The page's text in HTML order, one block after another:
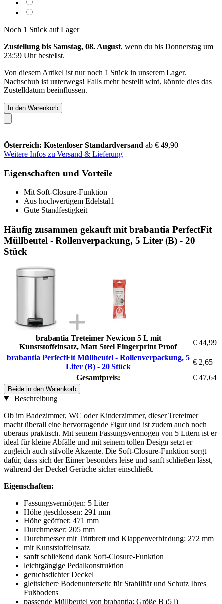
Noch 1 Stück auf Lager
Zustellung bis Samstag, 08. August, wenn du bis Donnerstag um
23:59 Uhrbestellst.
Von diesem Artikel ist nur noch 1 Stück in unserem Lager.
Nachschub ist unterwegs! Falls mehr bestellt wird, könnte dies das
Zustelldatum beeinflussen.
In den Warenkorb
Österreich: Kostenloser Standardversand ab € 49,90
Weitere Infos zu Versand & Lieferung
Eigenschaften und Vorteile
Mit Soft-Closure-Funktion
Aus hochwertigem Edelstahl
Gute Standfestigkeit
Häufig zusammen gekauft mit brabantia PerfectFit
Müllbeutel - Rollenverpackung, 5 Liter (B) - 20
Stück
brabantia Treteimer Newicon 5 L mit
Kunststoffeinsatz, Matt Steel Fingerprint Proof
€ 44,99
brabantia PerfectFit Müllbeutel - Rollenverpackung, 5
Liter (B) - 20 Stück
€ 2,65
Gesamtpreis:
€ 47,64
Beide in den Warenkorb
Beschreibung
Ob im Badezimmer, WC oder Kinderzimmer, dieser Treteimer
macht überall eine hervorragende Figur und ist zudem auch noch
überaus praktisch. Mit seinem Fassungsvermögen von 5 Litern ist er
ideal für kleine Abfälle und mit seinem tollen Design setzt er
zugleich auch stilvolle Akzente. Die Soft-Closure-Funktion sorgt
dafür, dass sich der Eimer besonders leise und sanft schließen lässt,
während der Deckel Gerüche sicher einschließt.
Eigenschaften:
Fassungsvermögen: 5 Liter
Höhe geschlossen: 291 mm
Höhe geöffnet: 471 mm
Durchmesser: 205 mm
Durchmesser mit Trittbrett und Klappenverbindung: 272 mm
mit Kunststoffeinsatz
sanft schließend dank Soft-Closure-Funktion
leichtgängige Pedalkonstruktion
geruchsdichter Deckel
gleitsichere Bodenunterseite für Stabilität und Schutz Ihres
Fußbodens
passende Müllbeutel von brabantia: Größe B (5 l)